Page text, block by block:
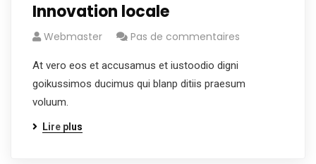
Innovation locale
Webmaster Pas de commentaires
At vero eos et accusamus et iustoodio digni
goikussimos ducimus qui blanp ditiis praesum
voluum.
Lire plus